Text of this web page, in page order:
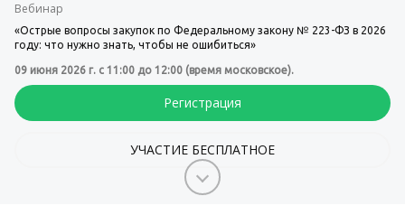
Вебинар
«Острые вопросы закупок по Федеральному закону № 223-ФЗ в 2026
году: что нужно знать, чтобы не ошибиться»
09 июня 2026 г. с 11:00 до 12:00 (время московское).
Регистрация
УЧАСТИЕ БЕСПЛАТНОЕ